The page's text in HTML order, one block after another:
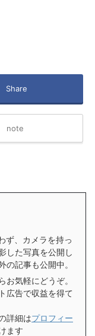
Share
note
ず、カメラを持っ
した写真を公開し
の記事も公開中。
お気軽にどうぞ。
広告で収益を得て
詳細はプロフィー
ます